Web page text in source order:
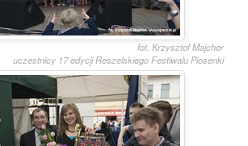
fot. Krzysztof Majcher
uczestnicy 17 edycji Reszelskiego Festiwalu Piosenki